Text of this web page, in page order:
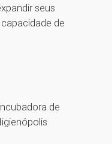
seus
de
de